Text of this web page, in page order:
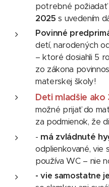
potrebné
2025 s uvedením
Povinné
detí, narodených
– ktoré dosiahli 5
zo zákona
materskej školy!
Detimladšie ako
možné prijať do
za podmienok, že
- má zvládnuté
odplienkované, vie
používa WC – nie
- vie samostatne